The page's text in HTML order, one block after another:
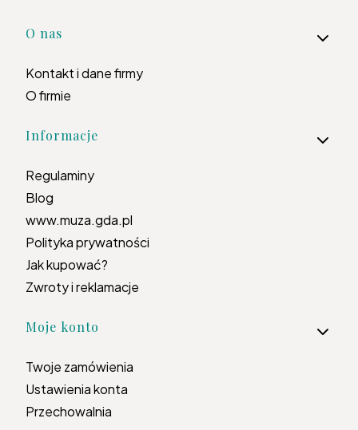
Linki w stopce
O nas
Kontakt i dane firmy
O firmie
Informacje
Regulaminy
Blog
www.muza.gda.pl
Polityka prywatności
Jak kupować?
Zwroty i reklamacje
Moje konto
Twoje zamówienia
Ustawienia konta
Przechowalnia